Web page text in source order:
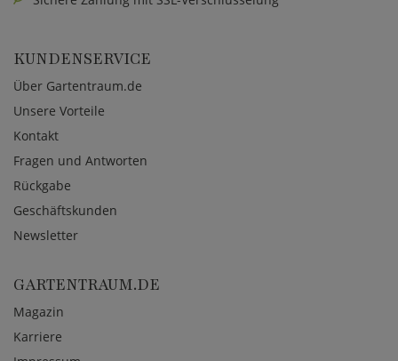
KUNDENSERVICE
Über Gartentraum.de
Unsere Vorteile
Kontakt
Fragen und Antworten
Rückgabe
Geschäftskunden
Newsletter
GARTENTRAUM.DE
Magazin
Karriere